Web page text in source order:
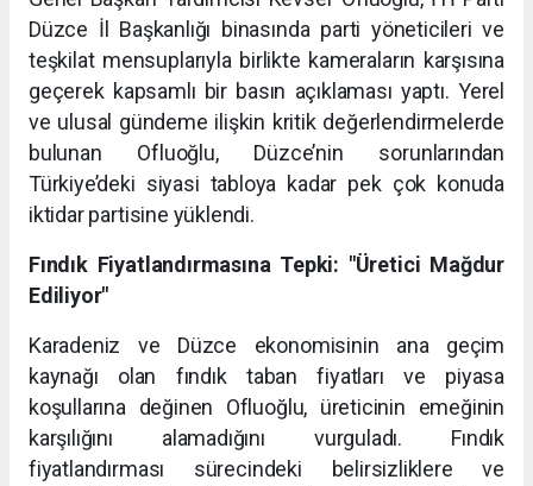
Düzce İl Başkanlığı binasında parti yöneticileri ve
teşkilat mensuplarıyla birlikte kameraların karşısına
geçerek kapsamlı bir basın açıklaması yaptı. Yerel
ve ulusal gündeme ilişkin kritik değerlendirmelerde
bulunan Ofluoğlu, Düzce’nin sorunlarından
Türkiye’deki siyasi tabloya kadar pek çok konuda
iktidar partisine yüklendi.
Fındık Fiyatlandırmasına Tepki: "Üretici Mağdur
Ediliyor"
Karadeniz ve Düzce ekonomisinin ana geçim
kaynağı olan fındık taban fiyatları ve piyasa
koşullarına değinen Ofluoğlu, üreticinin emeğinin
karşılığını alamadığını vurguladı. Fındık
fiyatlandırması sürecindeki belirsizliklere ve